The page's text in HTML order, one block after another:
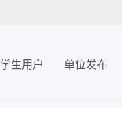
学生用户 单位发布